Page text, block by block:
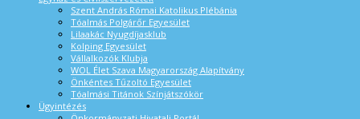
Szent András Római Katolikus Plébánia
Tóalmás Polgárőr Egyesület
Lilaakác Nyugdíjasklub
Kolping Egyesület
Vállalkozók Klubja
WOL Élet Szava Magyarország Alapítvány
Önkéntes Tűzoltó Egyesület
Tóalmási Titánok Színjátszókör
Ügyintézés